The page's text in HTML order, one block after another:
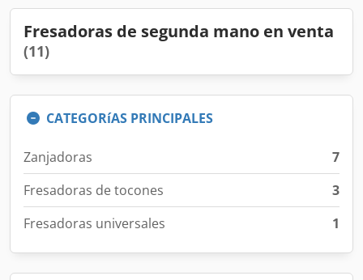
Fresadoras de segunda mano en venta
(11)
CATEGORíAS PRINCIPALES
Zanjadoras
7
Fresadoras de tocones
3
Fresadoras universales
1